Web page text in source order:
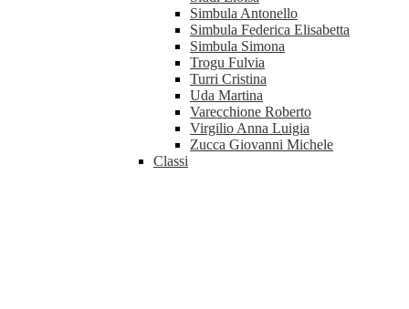
Simbula Antonello
Simbula Federica Elisabetta
Simbula Simona
Trogu Fulvia
Turri Cristina
Uda Martina
Varecchione Roberto
Virgilio Anna Luigia
Zucca Giovanni Michele
Classi